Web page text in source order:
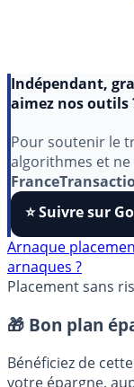
aimez nos outils
Pour soutenir le
algorithmes et ne
⭐️ Suivre sur
Arnaque
Placement sans
🎁 Bon plan